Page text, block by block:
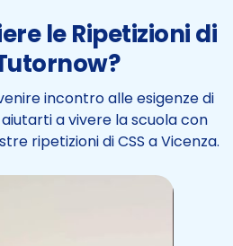
le Ripetizioni di
incontro alle esigenze di
a vivere la scuola con
ripetizioni di CSS a Vicenza.